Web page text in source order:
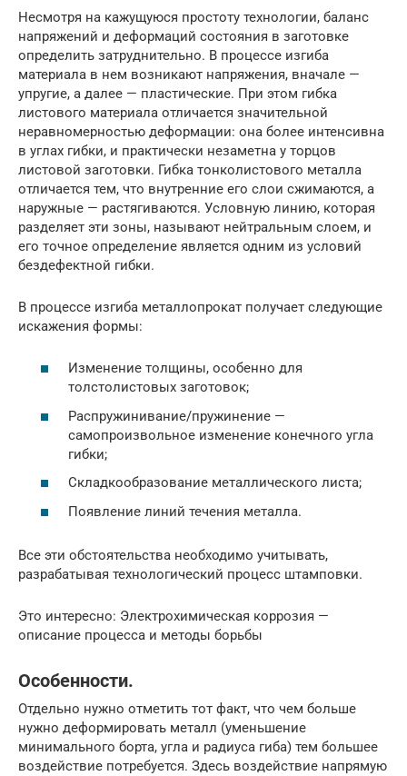
Несмотря на кажущуюся простоту технологии, баланс
напряжений и деформаций состояния в заготовке
определить затруднительно. В процессе изгиба
материала в нем возникают напряжения, вначале —
упругие, а далее — пластические. При этом гибка
листового материала отличается значительной
неравномерностью деформации: она более интенсивна
в углах гибки, и практически незаметна у торцов
листовой заготовки. Гибка тонколистового металла
отличается тем, что внутренние его слои сжимаются, а
наружные — растягиваются. Условную линию, которая
разделяет эти зоны, называют нейтральным слоем, и
его точное определение является одним из условий
бездефектной гибки.
В процессе изгиба металлопрокат получает следующие
искажения формы:
Изменение толщины, особенно для
толстолистовых заготовок;
Распружинивание/пружинение —
самопроизвольное изменение конечного угла
гибки;
Складкообразование металлического листа;
Появление линий течения металла.
Все эти обстоятельства необходимо учитывать,
разрабатывая технологический процесс штамповки.
Это интересно: Электрохимическая коррозия —
описание процесса и методы борьбы
Особенности.
Отдельно нужно отметить тот факт, что чем больше
нужно деформировать металл (уменьшение
минимального борта, угла и радиуса гиба) тем большее
воздействие потребуется. Здесь воздействие напрямую